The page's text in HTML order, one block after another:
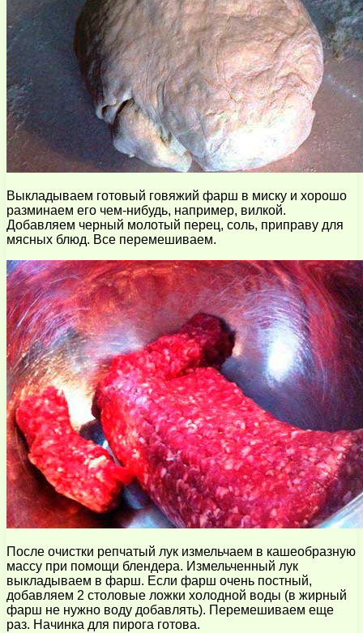
Выкладываем готовый говяжий фарш в миску и хорошо
разминаем его чем-нибудь, например, вилкой.
Добавляем черный молотый перец, соль, приправу для
мясных блюд. Все перемешиваем.
После очистки репчатый лук измельчаем в кашеобразную
массу при помощи блендера. Измельченный лук
выкладываем в фарш. Если фарш очень постный,
добавляем 2 столовые ложки холодной воды (в жирный
фарш не нужно воду добавлять). Перемешиваем еще
раз. Начинка для пирога готова.